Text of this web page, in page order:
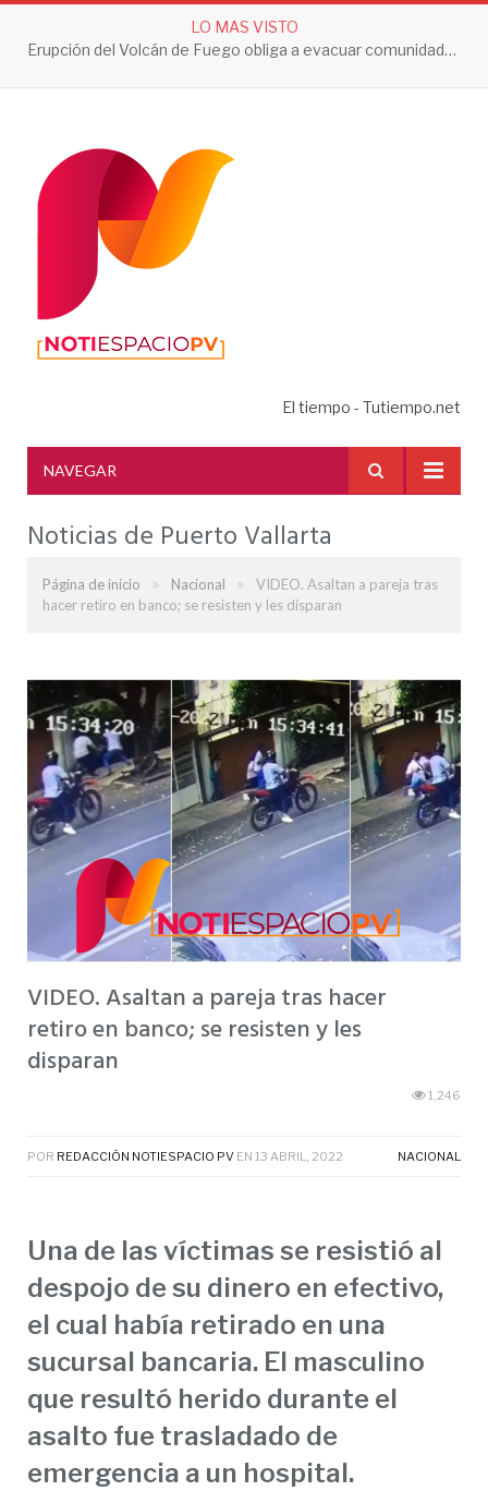
LO MAS VISTO
Erupción del Volcán de Fuego obliga a evacuar comunidades y mantiene en alerta a Guatemala
El tiempo - Tutiempo.net
NAVEGAR
Noticias de Puerto Vallarta
Página de inicio » Nacional »
VIDEO. Asaltan a pareja tras
hacer retiro en banco; se resisten y les disparan
VIDEO. Asaltan a pareja tras hacer
retiro en banco; se resisten y les
disparan
1,246
POR REDACCIÓN NOTIESPACIO PV EN 13 ABRIL, 2022 NACIONAL
Una de las víctimas se resistió al
despojo de su dinero en efectivo,
el cual había retirado en una
sucursal bancaria. El masculino
que resultó herido durante el
asalto fue trasladado de
emergencia a un hospital.